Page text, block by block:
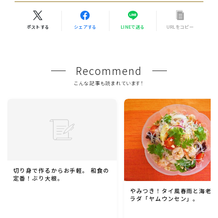
ポストする シェアする LINEで送る URLをコピー
Recommend
こんな記事も読まれています！
切り身で作るからお手軽。 和食の
定番！ぶり大根。
やみつき！タイ風春雨と海老
ラダ「ヤムウンセン」。